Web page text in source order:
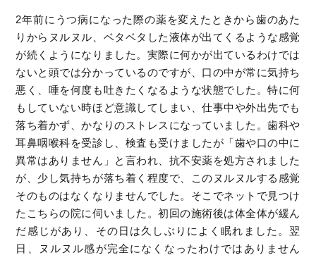
2年前にうつ病になった際の薬を変えたときから歯のあた
りからヌルヌル、ベタベタした液体が出てくるような感覚
が続くようになりました。実際に何かが出ているわけでは
ないと頭では分かっているのですが、口の中が常に気持ち
悪く、唾を何度も吐きたくなるような状態でした。特に何
もしていない時ほど意識してしまい、仕事中や外出先でも
落ち着かず、かなりのストレスになっていました。歯科や
耳鼻咽喉科を受診し、検査も受けましたが「歯や口の中に
異常はありません」と言われ、抗不安薬を処方されました
が、少し気持ちが落ち着く程度で、このヌルヌルする感覚
そのものはなくなりませんでした。そこでネットで見つけ
たこちらの院に伺いました。初回の施術後は体全体が緩ん
だ感じがあり、その日は久しぶりによく眠れました。翌
日、ヌルヌル感が完全になくなったわけではありません